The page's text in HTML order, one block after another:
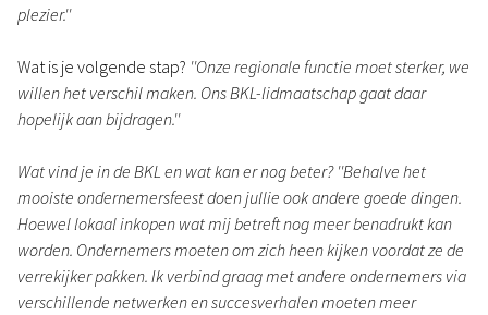
plezier.''
Wat is je volgende stap? ''Onze regionale functie moet sterker, we
willen het verschil maken. Ons BKL-lidmaatschap gaat daar
hopelijk aan bijdragen.''
Wat vind je in de BKL en wat kan er nog beter? ''Behalve het
mooiste ondernemersfeest doen jullie ook andere goede dingen.
Hoewel lokaal inkopen wat mij betreft nog meer benadrukt kan
worden. Ondernemers moeten om zich heen kijken voordat ze de
verrekijker pakken. Ik verbind graag met andere ondernemers via
verschillende netwerken en succesverhalen moeten meer